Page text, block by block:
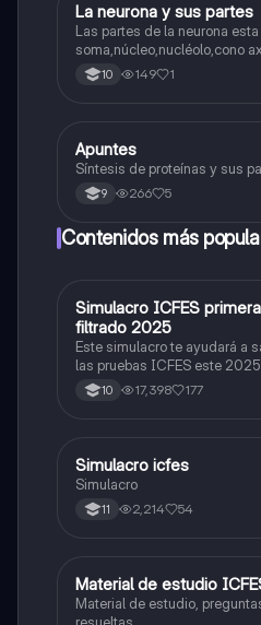
Biologia
La neurona y sus partes
Las partes de la neurona
soma,núcleo,nucléolo,cono
mielina,celula
Ranvier,terminal axonico
10 149 1
Biologia
Apuntes
Síntesis de proteínas y sus
9 266 5
Contenidos más
ICFES: Matemáticas
Simulacro ICFES
filtrado 2025
Este simulacro te ayudará a
las pruebas ICFES este
500/500. Y poder ser
quieras, estudiar la carrera
10 17,398 177
ICFES: Lectura Crítica
Simulacro icfes
Simulacro
11 2,214 54
ICFES: Matemáticas
Material de estudio
Material de estudio,